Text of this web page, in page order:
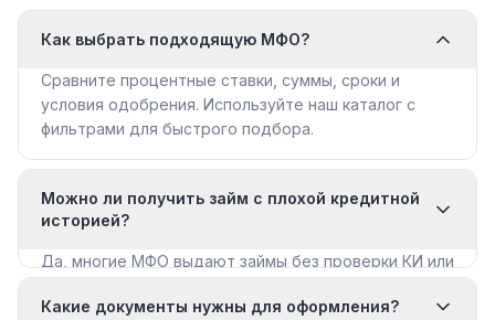
Как выбрать подходящую МФО?
Сравните процентные ставки, суммы, сроки и
условия одобрения. Используйте наш каталог с
фильтрами для быстрого подбора.
Можно ли получить займ с плохой кредитной
историей?
Да, многие МФО выдают займы без проверки КИ или
с плохой КИ».
Какие документы нужны для оформления?